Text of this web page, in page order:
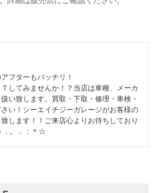
フターもバッチリ！
してみませんか！？当店は車種、メーカ
い致します。買取・下取・修理・車検・
い！シーエイチジーガレージがお客様の
します！！ご来店心よりお待ちしており
．。．：＊☆